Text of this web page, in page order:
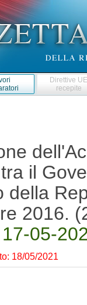
Direttive
recepite
il
della
2016.
05-
18/05/2021